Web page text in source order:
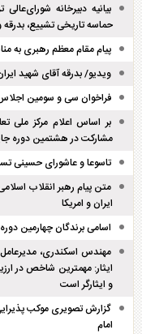
بیانیه دبیرخانه
حماسه تاریخی تشییع،
پیام مقام معظم رهبری به
ویدیو/ بدرقه آقای شهید
فراخوان سی و سومین
بر اساس اعلام مرکز ملی
مشارکت در هشتمین دوره
تاسوعا و عاشورای حسینی
متن پیام رهبر انقلاب
ایران و امریکا
اسامی برندگان چهارمین
مهندس اسکندری،
ایثار: مهمترین شاخص در
و ایثارگر است
گزارش تصویری موکب
امام